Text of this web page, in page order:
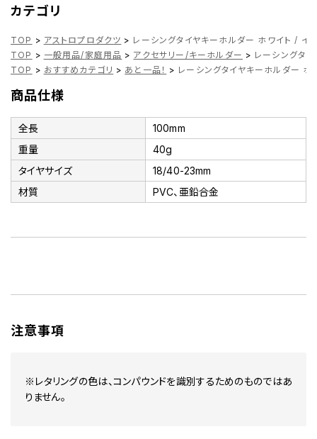
カテゴリ
TOP > アストロプロダクツ > レーシングタイヤキーホルダー ホワイト /
TOP > 一般用品/家庭用品 > アクセサリー/キーホルダー > レーシングタ
TOP > おすすめカテゴリ > あと一品！ > レーシングタイヤキーホルダー
商品仕様
全長
100mm
重量
40g
タイヤサイズ
18/40-23mm
材質
PVC、亜鉛合金
注意事項
※レタリングの色は、コンパウンドを識別するためのものではあ
りません。